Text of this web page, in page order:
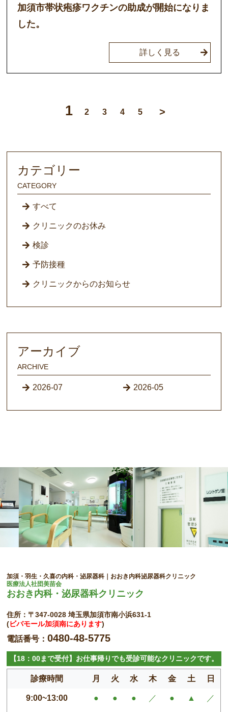
カテゴリー
CATEGORY
すべて
クリニックのお休み
検診
予防接種
クリニックからのお知らせ
アーカイブ
ARCHIVE
2026-07 2026-05
加須市帯状疱疹ワクチンの助成が開始になりま
した。
詳しく見る
1 2 3 4 5
加須・羽生・久喜の内科・泌尿器科｜おおき内科泌尿器科クリニック
医療法人社団美苗会
おおき内科・泌尿器科クリニック
住所：〒347-0028 埼玉県加須市南小浜631-1
(ビバモール加須南にあります)
電話番号：0480-48-5775
【18：00まで受付】お仕事帰りでも受診可能なクリニックです。
診療時間 月 火 水 木 金 土 日
9:00~13:00 ● ● ● ／ ● ▲ ／